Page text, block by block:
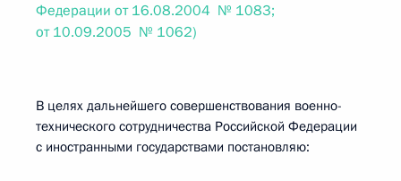
Федерации от 16.08.2004 № 1083;
от 10.09.2005 № 1062)
В целях дальнейшего совершенствования военно-
технического сотрудничества Российской Федерации
с иностранными государствами постановляю: